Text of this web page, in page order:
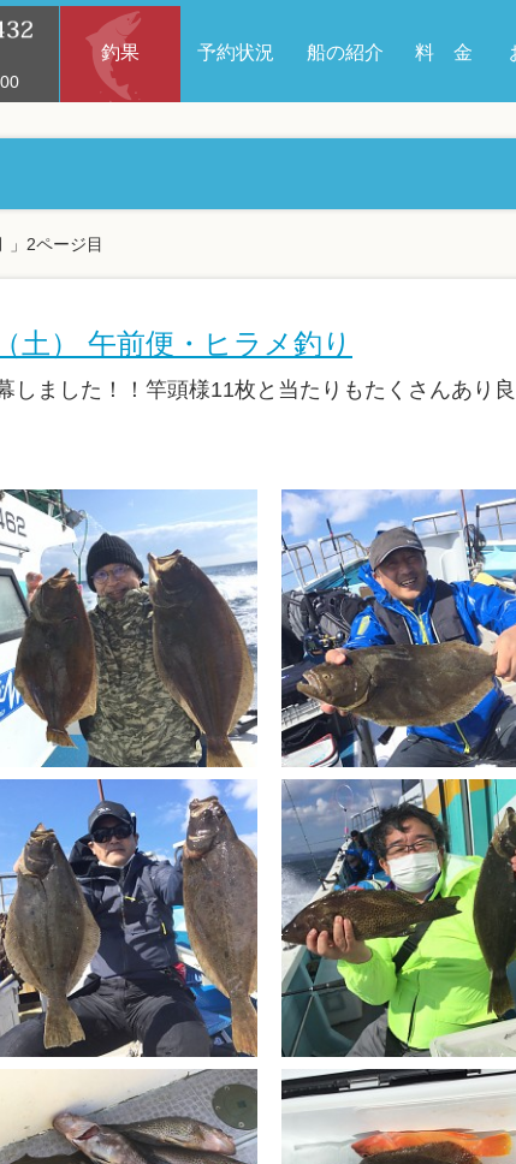
釣果 予約状況 船の紹介 料 金
」2ページ目
土） 午前便・ヒラメ釣り
しました！！竿頭様11枚と当たりもたくさんあり